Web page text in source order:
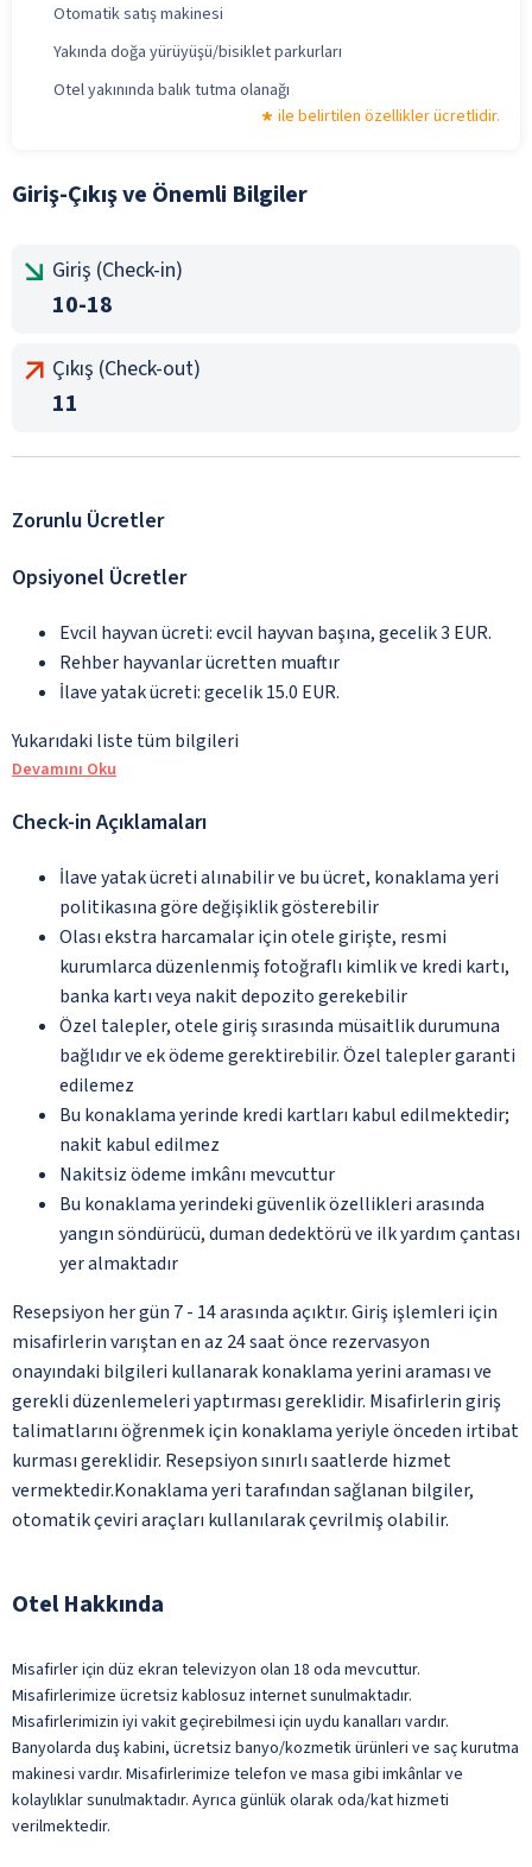
Otomatik satış makinesi
Yakında doğa yürüyüşü/bisiklet parkurları
Otel yakınında balık tutma olanağı
ile belirtilen özellikler ücretlidir.
Giriş-Çıkış ve Önemli Bilgiler
Giriş (Check-in)
10-18
Çıkış (Check-out)
11
Zorunlu Ücretler
Opsiyonel Ücretler
Evcil hayvan ücreti: evcil hayvan başına, gecelik 3 EUR.
Rehber hayvanlar ücretten muaftır
İlave yatak ücreti: gecelik 15.0 EUR.
Yukarıdaki liste tüm bilgileri
Devamını Oku
Check-in Açıklamaları
İlave yatak ücreti alınabilir ve bu ücret, konaklama yeri
politikasına göre değişiklik gösterebilir
Olası ekstra harcamalar için otele girişte, resmi
kurumlarca düzenlenmiş fotoğraflı kimlik ve kredi kartı,
banka kartı veya nakit depozito gerekebilir
Özel talepler, otele giriş sırasında müsaitlik durumuna
bağlıdır ve ek ödeme gerektirebilir. Özel talepler garanti
edilemez
Bu konaklama yerinde kredi kartları kabul edilmektedir;
nakit kabul edilmez
Nakitsiz ödeme imkânı mevcuttur
Bu konaklama yerindeki güvenlik özellikleri arasında
yangın söndürücü, duman dedektörü ve ilk yardım çantası
yer almaktadır
Resepsiyon her gün 7 - 14 arasında açıktır. Giriş işlemleri için
misafirlerin varıştan en az 24 saat önce rezervasyon
onayındaki bilgileri kullanarak konaklama yerini araması ve
gerekli düzenlemeleri yaptırması gereklidir. Misafirlerin giriş
talimatlarını öğrenmek için konaklama yeriyle önceden irtibat
kurması gereklidir. Resepsiyon sınırlı saatlerde hizmet
vermektedir.Konaklama yeri tarafından sağlanan bilgiler,
otomatik çeviri araçları kullanılarak çevrilmiş olabilir.
Otel Hakkında
Misafirler için düz ekran televizyon olan 18 oda mevcuttur.
Misafirlerimize ücretsiz kablosuz internet sunulmaktadır.
Misafirlerimizin iyi vakit geçirebilmesi için uydu kanalları vardır.
Banyolarda duş kabini, ücretsiz banyo/kozmetik ürünleri ve saç kurutma
makinesi vardır. Misafirlerimize telefon ve masa gibi imkânlar ve
kolaylıklar sunulmaktadır. Ayrıca günlük olarak oda/kat hizmeti
verilmektedir.